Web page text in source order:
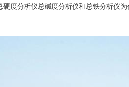
硬度分析仪总碱度分析仪和总铁分析仪